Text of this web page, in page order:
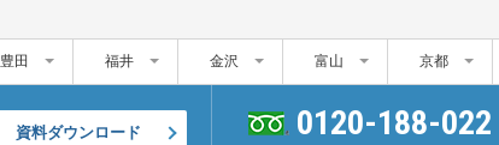
豊田 福井 金沢 富山 京都
資料ダウンロード 0120-188-022